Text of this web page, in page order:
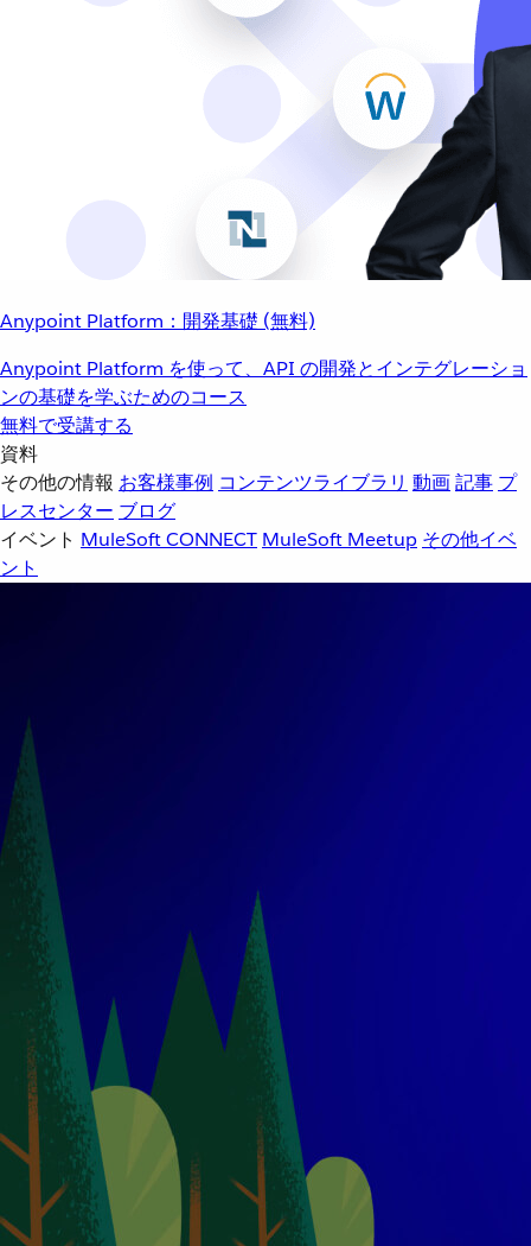
Anypoint Platform：開発基礎 (無料)
Anypoint Platform を使って、API の開発とインテグレーショ
ンの基礎を学ぶためのコース
無料で受講する
資料
その他の情報 お客様事例 コンテンツライブラリ 動画記事 プ
レスセンター ブログ
イベント MuleSoft CONNECT MuleSoft Meetup その他イベ
ント